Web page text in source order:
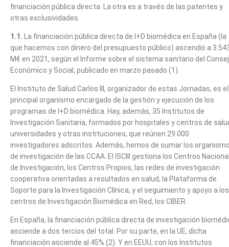
financiación pública directa. La otra es a través de las patentes y
otras exclusividades.
1.1. La financiación pública directa de I+D biomédica en España (la
que hacemos con dinero del presupuesto público) ascendió a
M€ en 2021, según el Informe sobre el sistema sanitario del
Económico y Social, publicado en marzo pasado (1).
El Instituto de Salud Carlos III, organizador de estas Jornadas, es el
principal organismo encargado de la gestión y ejecución de los
programas de I+D biomédica. Hay, además, 35 Institutos de
Investigación Sanitaria, formados por hospitales y centros de
universidades y otras instituciones, que reúnen 29.000
investigadores adscritos. Además, hemos de sumar los
de investigación de las CCAA. El ISCIII gestiona los Centros
de Investigación, los Centros Propios, las redes de investigación
cooperativa orientadas a resultados en salud, la Plataforma de
Soporte para la Investigación Clínica, y el seguimiento y apoyo a los
centros de Investigación Biomédica en Red, los CIBER.
En España, la financiación pública directa de investigación
asciende a dos tercios del total. Por su parte, en la UE, dicha
financiación asciende al 45% (2). Y en EEUU, con los Institutos